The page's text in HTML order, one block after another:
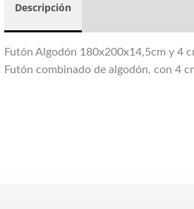
Descripción
Futón Algodón 180x200x14,5cm y 4
Futón combinado de algodón, con 4